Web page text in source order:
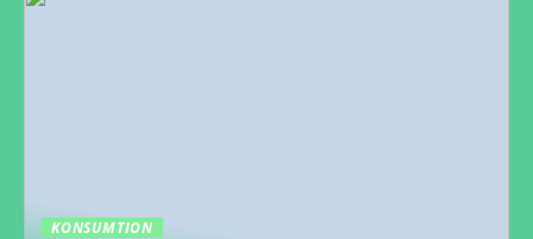
KONSUMTION